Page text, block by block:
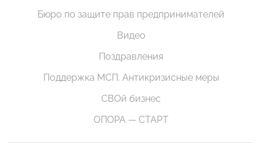
Бюро по защите прав предпринимателей
Видео
Поздравления
Поддержка МСП. Антикризисные меры
СВОй бизнес
ОПОРА — СТАРТ